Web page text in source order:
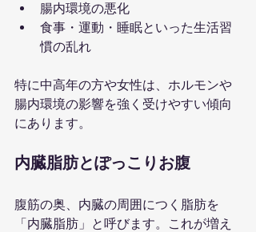
腸内環境の悪化
食事・運動・睡眠といった生活習
慣の乱れ
特に中高年の方や女性は、ホルモンや
腸内環境の影響を強く受けやすい傾向
にあります。
内臓脂肪とぽっこりお腹
腹筋の奥、内臓の周囲につく脂肪を
「内臓脂肪」と呼びます。これが増え